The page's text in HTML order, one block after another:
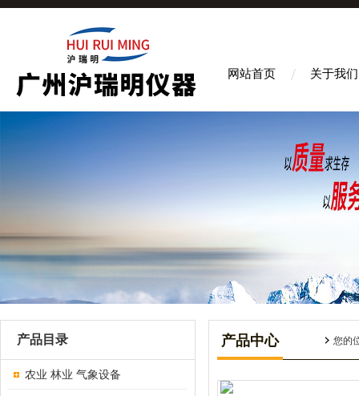
网站首页 关于我们
产品目录
农业 林业 气象设备
产品中心 您的